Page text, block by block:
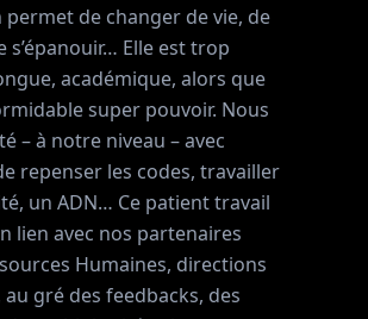
de changer de vie, de
s’épanouir… Elle est trop
académique, alors que
super pouvoir. Nous
– à notre niveau – avec
repenser les codes, travailler
un ADN… Ce patient travail
lien avec nos partenaires
Humaines, directions
au gré des feedbacks, des